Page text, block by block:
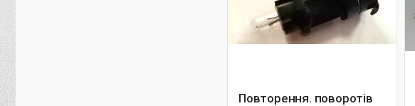
Повторення. поворотів